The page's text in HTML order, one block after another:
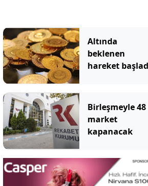
Altında
beklenen
hareket
Birleşmeyle 48
market
kapanacak